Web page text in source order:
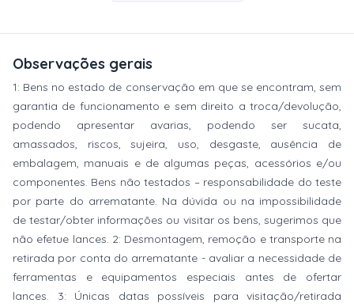
Observações gerais
1: Bens no estado de conservação em que se encontram, sem
garantia de funcionamento e sem direito a troca/devolução,
podendo apresentar avarias, podendo ser sucata,
amassados, riscos, sujeira, uso, desgaste, ausência de
embalagem, manuais e de algumas peças, acessórios e/ou
componentes. Bens não testados – responsabilidade do teste
por parte do arrematante. Na dúvida ou na impossibilidade
de testar/obter informações ou visitar os bens, sugerimos que
não efetue lances. 2: Desmontagem, remoção e transporte na
retirada por conta do arrematante - avaliar a necessidade de
ferramentas e equipamentos especiais antes de ofertar
lances. 3: Únicas datas possíveis para visitação/retirada